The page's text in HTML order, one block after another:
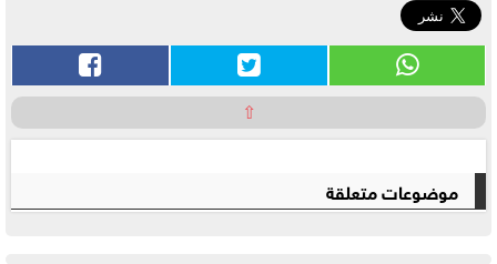
⇧
موضوعات متعلقة